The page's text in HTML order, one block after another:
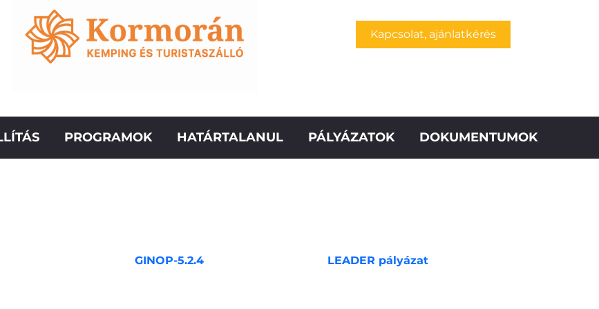
Kapcsolat, ajánlatkérés
PROGRAMOK HATÁRTALANUL PÁLYÁZATOK DOKUMENTUMOK
GINOP-5.2.4
LEADER pályázat